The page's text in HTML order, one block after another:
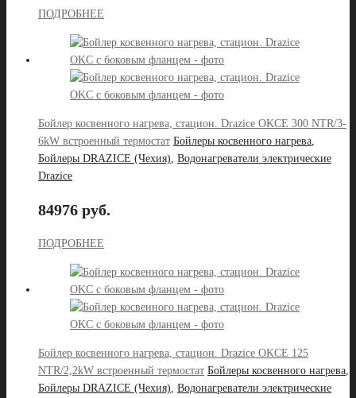
ПОДРОБНЕЕ
Бойлер косвенного нагрева, стацион. Drazice OKCE 300 NTR/3-
6kW встроенный термостат Бойлеры косвенного нагрева
Бойлеры DRAZICE (Чехия) Водонагреватели электрические
Drazice
84976 руб.
ПОДРОБНЕЕ
Бойлер косвенного нагрева, стацион. Drazice OKCE 125
NTR/2,2kW встроенный термостат Бойлеры косвенного нагрева
Бойлеры DRAZICE (Чехия) Водонагреватели электрические